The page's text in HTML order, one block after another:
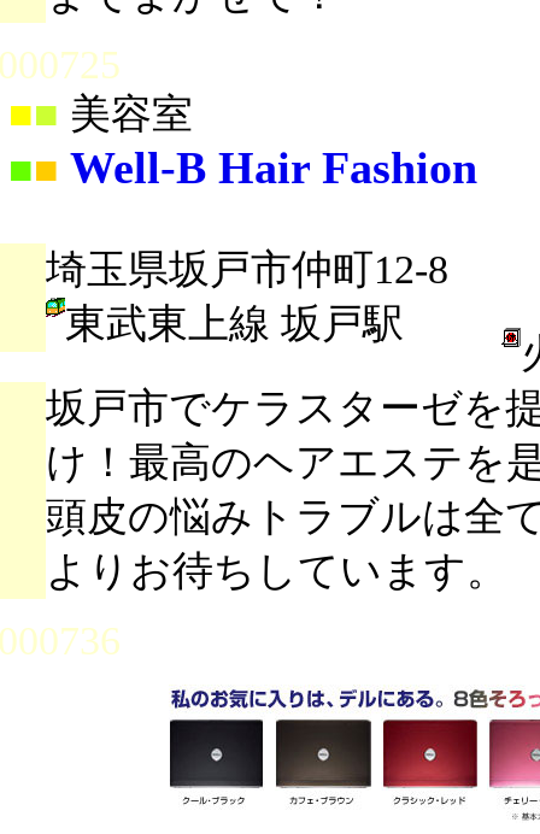
■ 美容室
■■ Well-B Hair Fashion
埼玉県坂戸市仲町12-8
東武東上線 坂戸駅
坂戸市でケラスターゼを
け！最高のヘアエステを
頭皮の悩みトラブルは全
よりお待ちしています。